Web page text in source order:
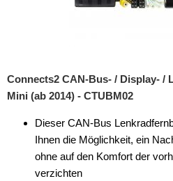
Connects2 CAN-Bus- / Display- /
Mini (ab 2014) - CTUBM02
Dieser CAN-Bus
Ihnen die Möglichkeit, ein
ohne auf den Komfort der
verzichten